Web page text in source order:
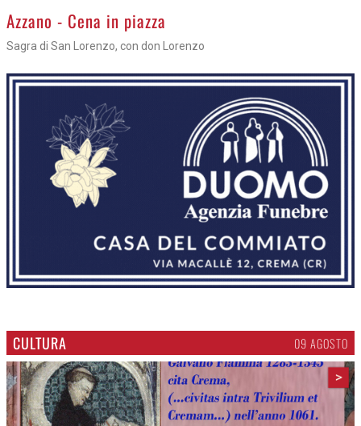
Azzano - Cena in piazza
Sagra di San Lorenzo, con don Lorenzo
CULTURA 09 AGOSTO
>